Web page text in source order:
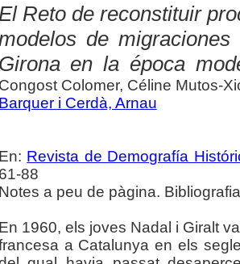
El Reto de reconstituir
de
Girona en la época
Congost Colomer, Céline Mutos-
Barquer i Cerdà, Arnau
En: Revista de Demografía
61-88
Notes a peu de pàgina.
En 1960, els joves Nadal i Giralt
a Catalunya en els